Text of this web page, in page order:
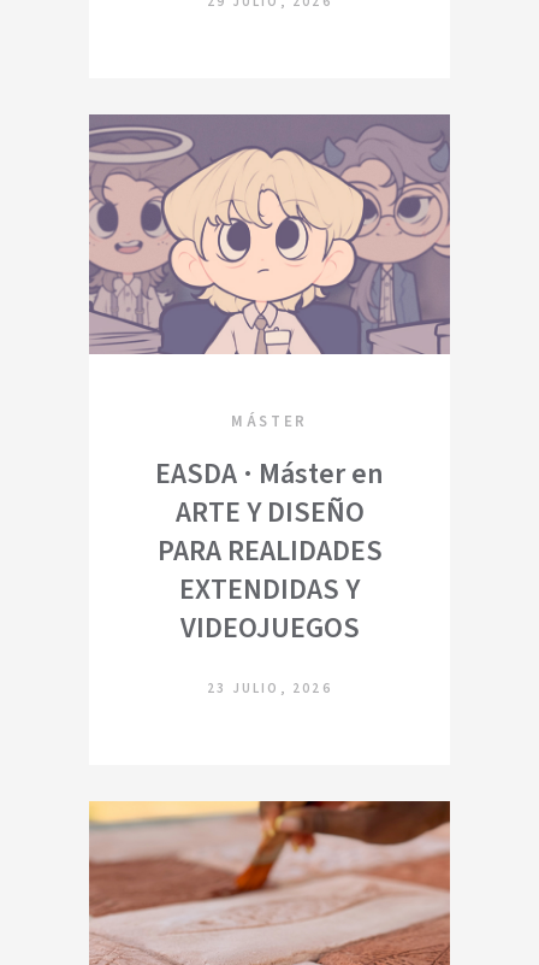
MÁSTER
EASDA · Máster en
ARTE Y DISEÑO
PARA REALIDADES
EXTENDIDAS Y
VIDEOJUEGOS
23 JULIO, 2026